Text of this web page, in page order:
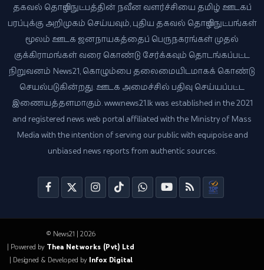
தகவல் தொழில்நுட்பத்தின் நவீன வளர்ச்சியை தமிழ் ஊடகப்
பரப்புக்கு அறிமுகம் செய்யவும், புதிய தகவல் தொழில்நுட்பங்கள்
மூலம் ஊடக ஜனநாயகத்தைப் பெருநகரங்கள் முதல்
குக்கிராமங்கள் வரை கொண்டு சேர்க்கவும் தொடங்கப்பட்ட
நிறுவனம் News21, கொழும்பை தலைமையிடமாகக் கொண்டு
செயல்படுகின்றது. ஊடக அமைச்சில் பதிவு செய்யப்பட்ட
இணையத்தளமாகும். www.news21.lk was established in the 2021
and registered news web portal affiliated with the Ministry of Mass
Media with the intention of serving our public with equipoise and
unbiased news reports from authentic sources.
© News21 | 2026
| Powered by Thea Networks (Pvt) Ltd
| Designed & Developed by Infox Digital